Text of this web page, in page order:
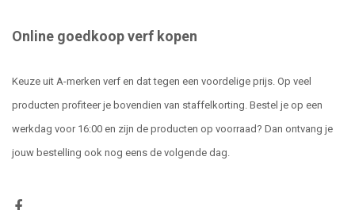
Online goedkoop verf kopen
Keuze uit A-merken verf en dat tegen een voordelige prijs. Op veel
producten profiteer je bovendien van staffelkorting. Bestel je op een
werkdag voor 16:00 en zijn de producten op voorraad? Dan ontvang je
jouw bestelling ook nog eens de volgende dag.